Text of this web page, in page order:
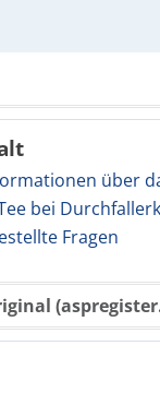
über
bei
Fragen